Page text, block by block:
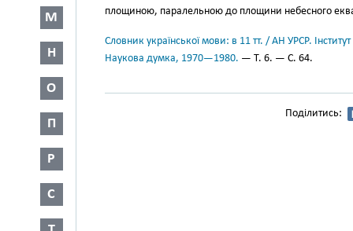
М
Н
О
П
Р
С
площиною, паралельною до площини небесного
Словник української мови: в 11 тт. / АН УРСР.
Наукова думка, 1970—1980. — Т. 6. — С. 64.
Поділитись: